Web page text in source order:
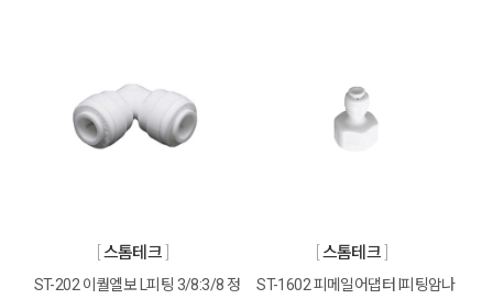
스톰테크
ST-202 이퀄엘보 L피팅 3/8:3/8 정
스톰테크
ST-1602 피메일어댑터 I피팅암나